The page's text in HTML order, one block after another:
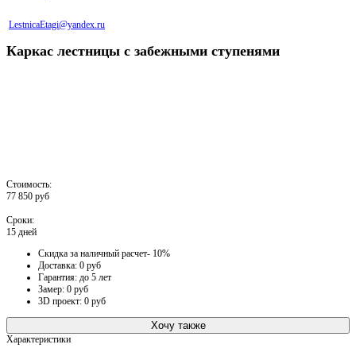
LestnicaEtagi@yandex.ru
Каркас лестницы с забежными ступенями
Стоимость:
77 850 руб
Сроки:
15 дней
Скидка за наличный расчет- 10%
Доставка: 0 руб
Гарантия: до 5 лет
Замер: 0 руб
3D проект: 0 руб
Хочу также
Характеристики